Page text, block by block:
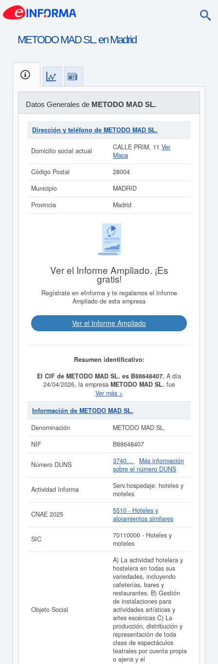
METODO MAD SL. en Madrid
Datos Generales de METODO MAD SL.
Dirección y teléfono de METODO MAD SL.
Domicilio social actual CALLE PRIM, 11 Ver
Mapa
Código Postal
28004
Municipio
MADRID
Provincia
Madrid
Ver el Informe Ampliado. ¡Es
gratis!
Regístrate en eInforma y te regalamos el Informe
Ampliado de esta empresa
Ver el Informe Ampliado
Resumen identificativo:
El CIF de METODO MAD SL. es B88648407. A día
24/04/2026, la empresa METODO MAD SL. fue
formada con el objetivo A) La actividad hotelera y
hostelera en todas sus variedades, incluyendo
cafeterías, bares y restaurantes. B) Gestión de
escénicas C) La producción, distribución y
por cuenta propia o ajena y el. Su categorización en el
METODO MAD SL.cuenta
con el número 70110000. Esta compañia puede solicitar
alguna subvención y para informarse de cuales son,
puede hacerlo en esta misma web. Su patrimonio social
de la compañia está entre el rango de 0 a 3.100 €. Esta
alta en el Registro Mercantil de Madrid.
Si está interesado en conocer más datos de la empresa
acceder inmediatamente a
de METODO MAD SL.
La última actualización del informe de empresa se ha
realizado el 03/06/2026.
Ver más >
Información de METODO MAD SL.
Denominación
METODO MAD SL.
NIF
B88648407
Número DUNS 3740...
Más información
sobre el número DUNS
Actividad Informa
Serv.hospedaje: hoteles y
moteles
CNAE 2025
5510 - Hoteles y
alojamientos similares
SIC
70110000 - Hoteles y
moteles
Objeto Social
A) La actividad hotelera y
hostelera en todas sus
variedades, incluyendo
cafeterías, bares y
restaurantes. B) Gestión
de instalaciones para
actividades artísticas y
artes escénicas C) La
producción, distribución y
representación de toda
clase de espectáculos
teatrales por cuenta propia
o ajena y el